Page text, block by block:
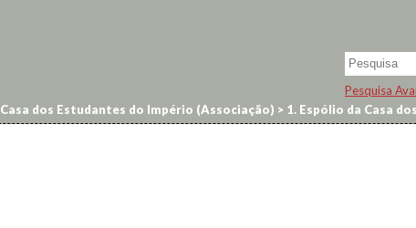
Pesquisa
Casa dos Estudantes do Império (Associação) > 1. Espólio da Casa